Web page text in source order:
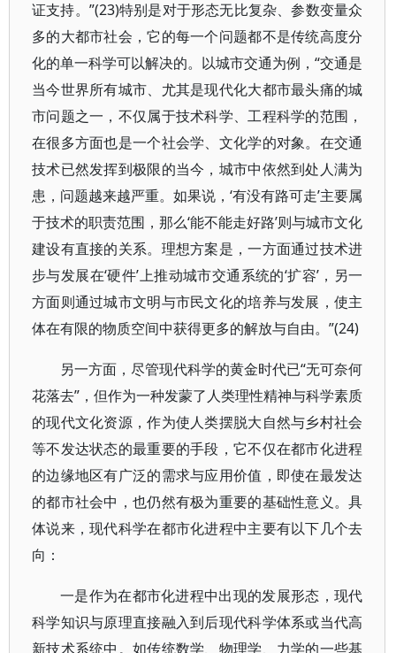
证支持。”(23)特别是对于形态无比复杂、参数变量众
多的大都市社会，它的每一个问题都不是传统高度分
化的单一科学可以解决的。以城市交通为例，“交通是
当今世界所有城市、尤其是现代化大都市最头痛的城
市问题之一，不仅属于技术科学、工程科学的范围，
在很多方面也是一个社会学、文化学的对象。在交通
技术已然发挥到极限的当今，城市中依然到处人满为
患，问题越来越严重。如果说，‘有没有路可走’主要属
于技术的职责范围，那么‘能不能走好路’则与城市文化
建设有直接的关系。理想方案是，一方面通过技术进
步与发展在‘硬件’上推动城市交通系统的‘扩容’，另一
方面则通过城市文明与市民文化的培养与发展，使主
体在有限的物质空间中获得更多的解放与自由。”(24)
另一方面，尽管现代科学的黄金时代已“无可奈何
花落去”，但作为一种发蒙了人类理性精神与科学素质
的现代文化资源，作为使人类摆脱大自然与乡村社会
等不发达状态的最重要的手段，它不仅在都市化进程
的边缘地区有广泛的需求与应用价值，即使在最发达
的都市社会中，也仍然有极为重要的基础性意义。具
体说来，现代科学在都市化进程中主要有以下几个去
向：
一是作为在都市化进程中出现的发展形态，现代
科学知识与原理直接融入到后现代科学体系或当代高
新技术系统中。如传统数学、物理学、力学的一些基